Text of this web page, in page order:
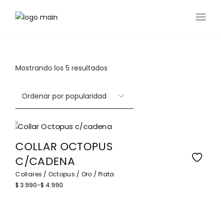
Mostrando los 5 resultados
COLLAR OCTOPUS
C/CADENA
Collares Octopus Oro
Plata
$ 3.990-$ 4.990
Rango